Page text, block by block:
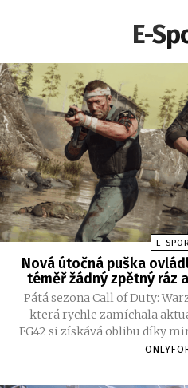
E-
E-
Nová útočná puška
téměř žádný zpětný ráz
Pátá sezona Call of Duty:
která rychle zamíchala
FG42 si získává oblibu díky
vysoké přesnosti i
nejsilnějších